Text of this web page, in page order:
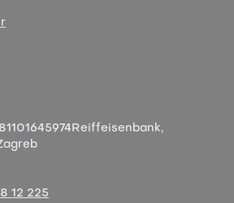
Reiffeisenbank,
12 225